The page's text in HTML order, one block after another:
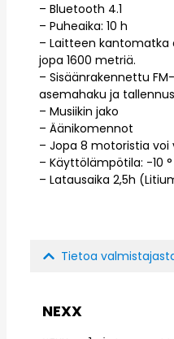
– Bluetooth 4.1
– Puheaika: 10 h
– Laitteen kantomatka
jopa 1600 metriä.
– Sisäänrakennettu
asemahaku ja
– Musiikin jako
– Äänikomennot
– Jopa 8 motoristia voi
– Käyttölämpötila: -10 °
– Latausaika 2,5h
Tietoa
NEXX